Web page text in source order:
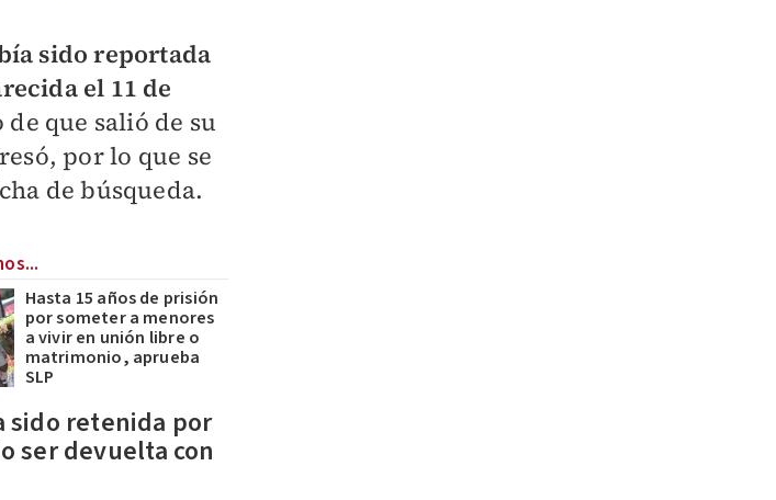
sido reportada
el 11 de
de que salió de su
por lo que se
de búsqueda.
Hasta 15 años de prisión
por someter a menores
a vivir en unión libre o
matrimonio, aprueba
SLP
sido retenida por
ser devuelta con